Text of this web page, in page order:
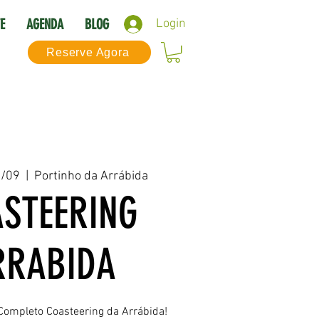
Login
AGENDA BLOG
Reserve Agora
09 Portinho da Arrábida
Coasteering da Arrábida!